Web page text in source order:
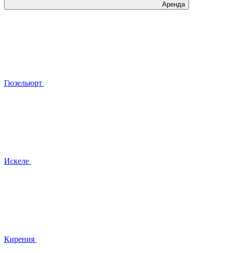
Аренда
Гюзельюрт
Искеле
Кирения